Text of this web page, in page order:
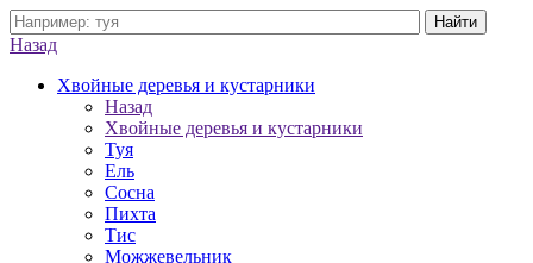
Назад
Хвойные деревья и кустарники
Назад
Хвойные деревья и кустарники
Туя
Ель
Сосна
Пихта
Тис
Можжевельник